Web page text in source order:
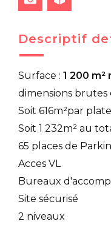
Descriptif
Surface : 1 200 m²
dimensions brutes
Soit 616m²par
Soit 1 232m² au
65 places de
Acces VL
Bureaux
Site sécurisé
2 niveaux